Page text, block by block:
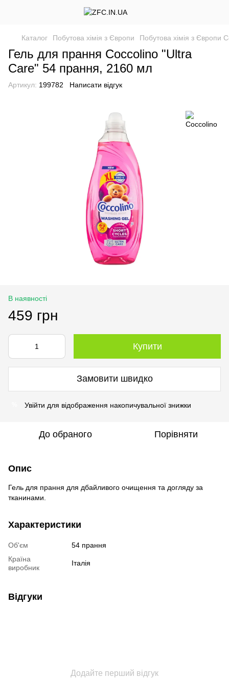
Каталог Побутова хімія з Європи Побутова хімія з Європи
Гель для прання Coccolino "Ultra
Care" 54 прання, 2160 мл
Артикул: 199782 Написати відгук
В наявності
459 грн
Купити
Замовити швидко
Увійти для відображення накопичувальної знижки
До обраного Порівняти
Опис
Гель для прання для дбайливого очищення та догляду за
тканинами.
Характеристики
Об'єм
54 прання
Країна
виробник
Італія
Відгуки
Додайте перший відгук